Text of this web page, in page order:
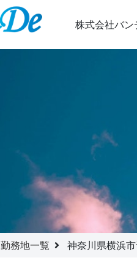
株式会社バン
勤務地一覧 神奈川県横浜